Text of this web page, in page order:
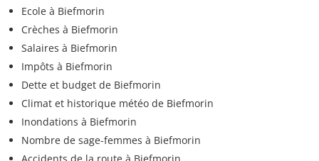
Ecole à Biefmorin
Crèches à Biefmorin
Salaires à Biefmorin
Impôts à Biefmorin
Dette et budget de Biefmorin
Climat et historique météo de Biefmorin
Inondations à Biefmorin
Nombre de sage-femmes à Biefmorin
Accidents de la route à Biefmorin